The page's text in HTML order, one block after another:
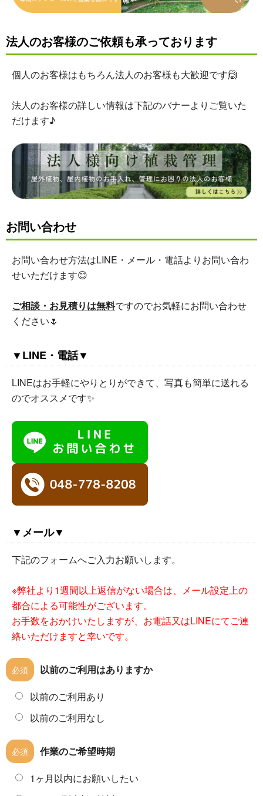
法人のお客様のご依頼も承っております
個人のお客様はもちろん法人のお客様も大歓迎です🙆
法人のお客様の詳しい情報は下記のバナーよりご覧いた
だけます♪
お問い合わせ
お問い合わせ方法はLINE・メール・電話よりお問い合わ
せいただけます😊
ご相談・お見積りは無料ですのでお気軽にお問い合わせ
ください🌷
▼LINE・電話▼
LINEはお手軽にやりとりができて、写真も簡単に送れる
のでオススメです✨
▼メール▼
下記のフォームへご入力お願いします。
※弊社より1週間以上返信がない場合は、メール設定上の
都合による可能性がございます。
お手数をおかけいたしますが、お電話又はLINEにてご連
絡いただけますと幸いです。
必須
以前のご利用はありますか
以前のご利用あり
以前のご利用なし
必須
作業のご希望時期
1ヶ月以内にお願いしたい